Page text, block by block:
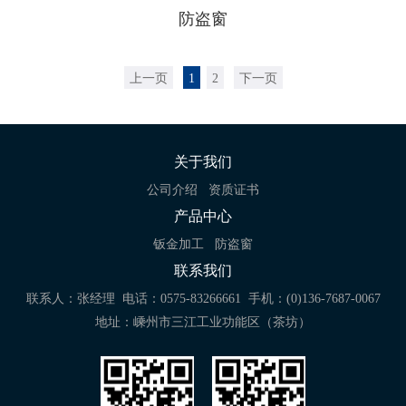
防盗窗
上一页 1 2 下一页
关于我们
公司介绍 资质证书
产品中心
钣金加工 防盗窗
联系我们
联系人：张经理 电话：0575-83266661
手机：(0)136-7687-0067
地址：嵊州市三江工业功能区（茶坊）